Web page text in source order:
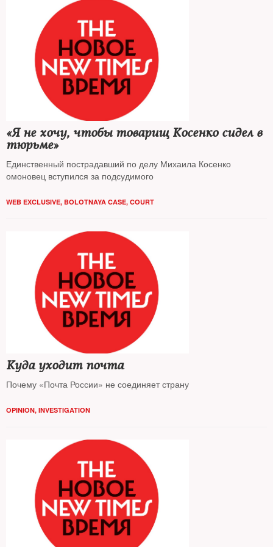
«Я не хочу, чтобы товарищ Косенко сидел в
тюрьме»
Единственный пострадавший по делу Михаила Косенко
омоновец вступился за подсудимого
WEB EXCLUSIVE, BOLOTNAYA CASE, COURT
Куда уходит почта
Почему «Почта России» не соединяет страну
OPINION, INVESTIGATION